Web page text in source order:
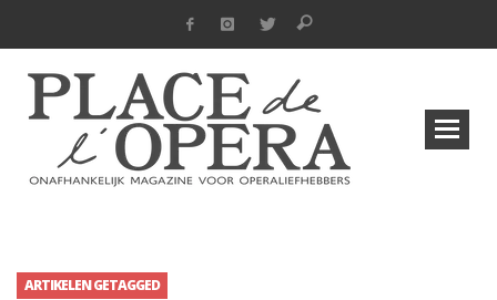
ARTIKELEN GETAGGED